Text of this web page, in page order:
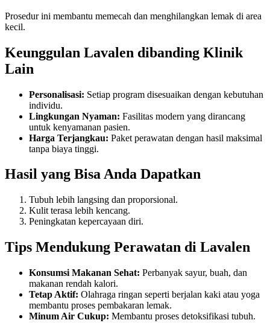
Prosedur ini membantu memecah dan menghilangkan lemak di area
kecil.
Keunggulan Lavalen dibanding Klinik
Lain
Personalisasi: Setiap program disesuaikan dengan kebutuhan
individu.
Lingkungan Nyaman: Fasilitas modern yang dirancang
untuk kenyamanan pasien.
Harga Terjangkau: Paket perawatan dengan hasil maksimal
tanpa biaya tinggi.
Hasil yang Bisa Anda Dapatkan
Tubuh lebih langsing dan proporsional.
Kulit terasa lebih kencang.
Peningkatan kepercayaan diri.
Tips Mendukung Perawatan di Lavalen
Konsumsi Makanan Sehat: Perbanyak sayur, buah, dan
makanan rendah kalori.
Tetap Aktif: Olahraga ringan seperti berjalan kaki atau yoga
membantu proses pembakaran lemak.
Minum Air Cukup: Membantu proses detoksifikasi tubuh.